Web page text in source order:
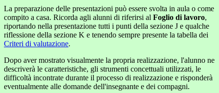
La preparazione delle presentazioni può essere svolta in aula o come
compito a casa. Ricorda agli alunni di riferirsi al Foglio di lavoro,
riportando nella presentazione tutti i punti della sezione J e qualche
riflessione della sezione K e tenendo sempre presente la tabella dei
Criteri di valutazione.
Dopo aver mostrato visualmente la propria realizzazione, l'alunno ne
descriverà le caratteristiche, gli strumenti concettuali utilizzati, le
difficoltà incontrate durante il processo di realizzazione e risponderà
eventualmente alle domande dell'insegnante e dei compagni.